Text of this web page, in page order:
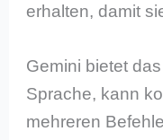
erhalten, damit
Gemini bietet
Sprache, kann
mehreren